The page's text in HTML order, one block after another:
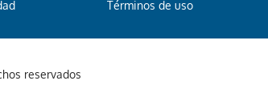
Términos de uso
reservados